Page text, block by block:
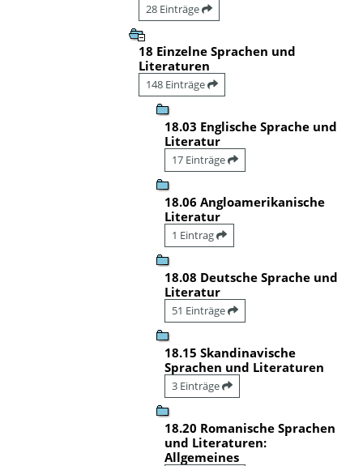
28 Einträge
18 Einzelne Sprachen und
Literaturen
148 Einträge
18.03 Englische Sprache und
Literatur
17 Einträge
18.06 Angloamerikanische
Literatur
1 Eintrag
18.08 Deutsche Sprache und
Literatur
51 Einträge
18.15 Skandinavische
Sprachen und Literaturen
3 Einträge
18.20 Romanische Sprachen
und Literaturen:
Allgemeines